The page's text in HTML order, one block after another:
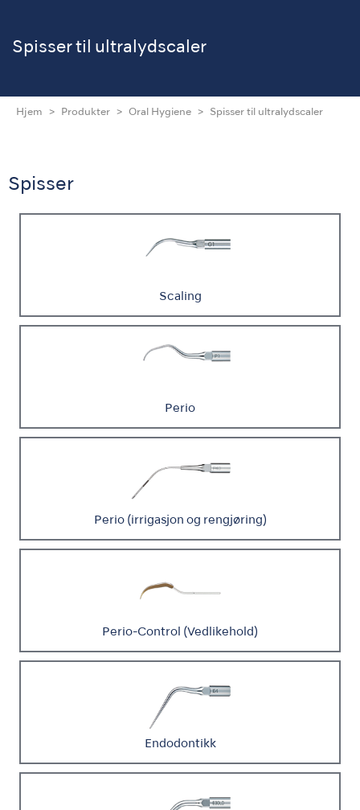
Spisser til ultralydscaler
Hjem Produkter Oral Hygiene Spisser til ultralydscaler
Spisser
Scaling
Perio
Perio (irrigasjon og rengjøring)
Perio-Control (Vedlikehold)
Endodontikk